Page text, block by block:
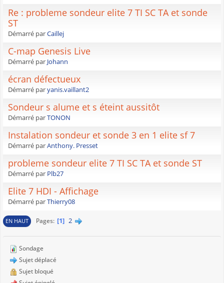
Re : probleme sondeur elite 7 TI SC TA et sonde
ST
Démarré parCaillej
C-map Genesis Live
Démarré par Johann
écran défectueux
Démarré paryanis.vaillant2
Sondeur s alume et s éteint aussitôt
Démarré parTONON
Instalation sondeur et sonde 3 en 1 elite sf 7
Démarré parAnthony. Presset
probleme sondeur elite 7 TI SC TA et sonde ST
Démarré par Plb27
Elite 7 HDI - Affichage
Démarré parThierry08
EN HAUT Pages 1 2
Sondage
Sujet déplacé
Sujet bloqué